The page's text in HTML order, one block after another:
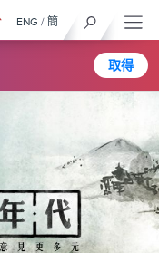
取得
ENG / 簡